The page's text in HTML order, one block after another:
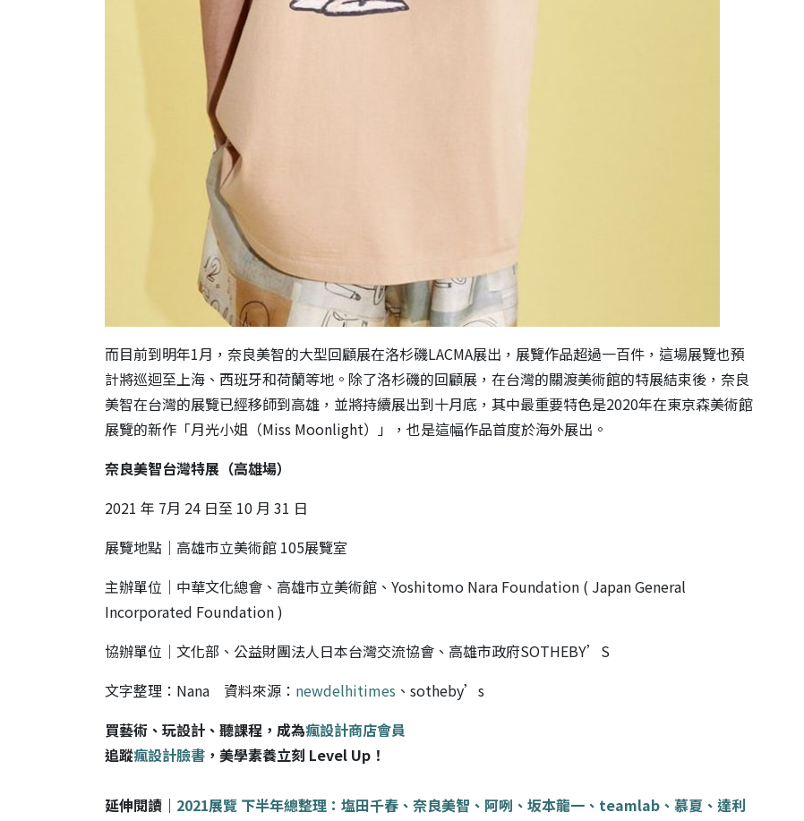
而目前到明年1月，奈良美智的大型回顧展在洛杉磯LACMA展出，展覽作品超過一百件，這場展覽也預
計將巡迴至上海、西班牙和荷蘭等地。除了洛杉磯的回顧展，在台灣的關渡美術館的特展結束後，奈良
美智在台灣的展覽已經移師到高雄，並將持續展出到十月底，其中最重要特色是2020年在東京森美術館
展覽的新作「月光小姐（Miss Moonlight）」，也是這幅作品首度於海外展出。
奈良美智台灣特展（高雄場）
2021 年 7月 24 日至 10 月 31 日
展覽地點｜高雄市立美術館 105展覽室
主辦單位｜中華文化總會、高雄市立美術館、Yoshitomo Nara Foundation ( Japan General
Incorporated Foundation )
協辦單位｜文化部、公益財團法人日本台灣交流協會、高雄市政府SOTHEBY’S
文字整理：Nana 資料來源： newdelhitimes 、sotheby’s
買藝術、玩設計、聽課程，成為瘋設計商店會員
追蹤瘋設計臉書 ，美學素養立刻 Level Up！
延伸閱讀｜ 2021展覽 下半年總整理：塩田千春、奈良美智、阿咧、坂本龍一、teamlab、慕夏、達利